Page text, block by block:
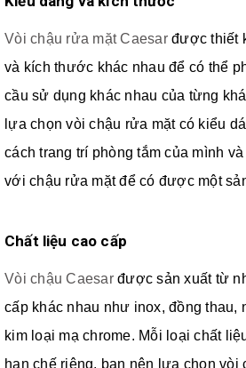
Vòi chậu rửa mặt Caesarđược thiết
và kích thước khác nhau để có thể
cầu sử dụng khác nhau của từng
lựa chọn vòi chậu rửa mặt có kiểu
cách trang trí phòng tắm của mình
với chậu rửa mặt để có được một
Chất liệu cao cấp
Vòi chậu Caesarđược sản xuất từ
cấp khác nhau như inox, đồng thau,
kim loại mạ chrome. Mỗi loại chất
hạn chế riêng, bạn nên lựa chọn vòi